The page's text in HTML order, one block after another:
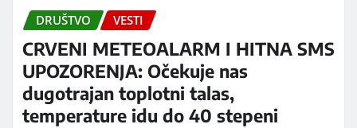
DRUŠTVO VESTI
CRVENI METEOALARM I HITNA SMS
UPOZORENJA: Očekuje nas
dugotrajan toplotni talas,
temperature idu do 40 stepeni